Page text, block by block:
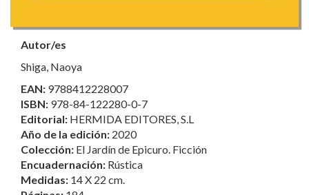
Autor/es
Shiga, Naoya
EAN: 9788412228007
ISBN: 978-84-122280-0-7
Editorial: HERMIDA EDITORES, S.L
Año de la edición: 2020
Colección: El Jardín de Epicuro. Ficción
Encuadernación: Rústica
Medidas: 14 X 22 cm.